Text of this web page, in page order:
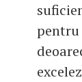
pentru